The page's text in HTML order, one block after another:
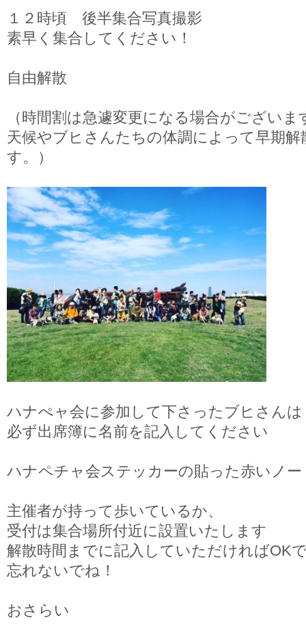
１２時頃 後半集合写真撮影
素早く集合してください！
自由解散
（時間割は急遽変更になる場合がございま
天候やブヒさんたちの体調によって早期
す。）
ハナぺャ会に参加して下さったブヒさんは
必ず出席簿に名前を記入してください
ハナペチャ会ステッカーの貼った赤いノ
主催者が持って歩いているか、
受付は集合場所付近に設置いたします
解散時間までに記入していただければOK
忘れないでね！
おさらい